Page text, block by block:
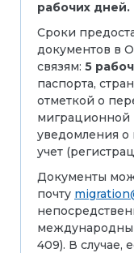
рабочих дней.
Сроки
документов в
связям: 5
паспорта,
отметкой о
миграционной
уведомления о
учет
Документы
почту
409). В случае,